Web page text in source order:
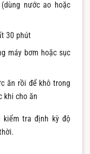
nước ao hoặc
30 phút
máy bơm hoặc sục
ăn rồi để khô trong
khi cho ăn
kiểm tra định kỳ độ